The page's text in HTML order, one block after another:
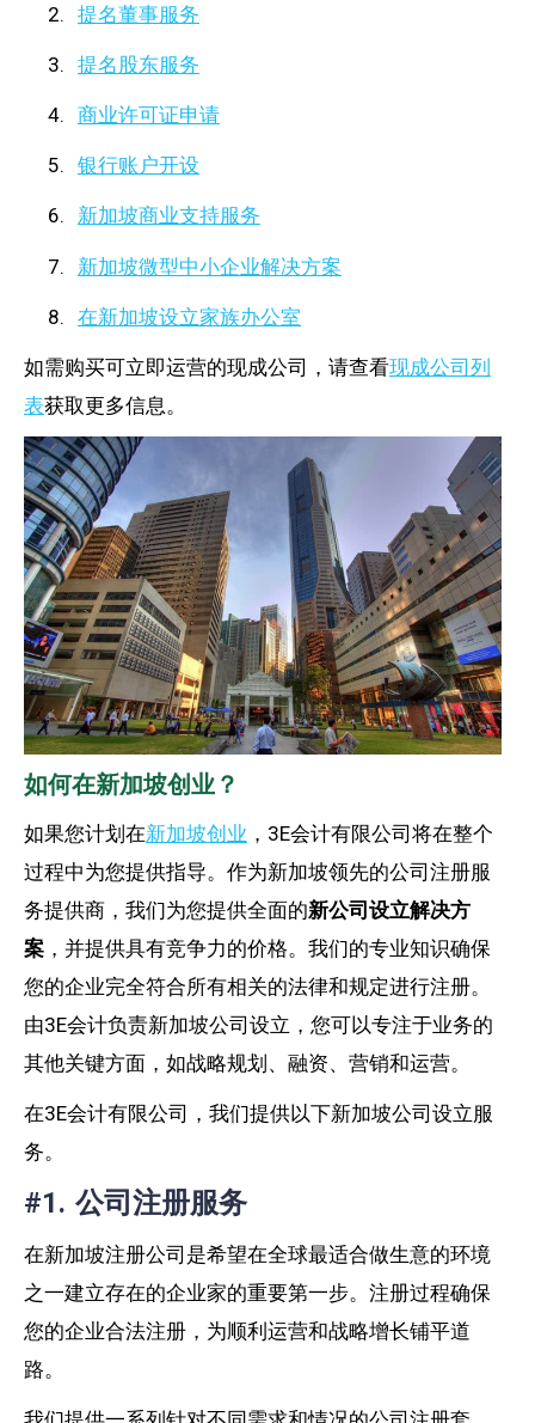
提名董事服务
提名股东服务
商业许可证申请
银行账户开设
新加坡商业支持服务
新加坡微型中小企业解决方案
在新加坡设立家族办公室
如需购买可立即运营的现成公司，请查看现成公司列
表获取更多信息。
如何在新加坡创业？
如果您计划在新加坡创业 ，3E会计有限公司将在整个
过程中为您提供指导。 作为新加坡领先的公司注册服
务提供商 ，我们为您提供全面的新公司设立解决方
案 ，并提供具有竞争力的价格。我们的专业知识确保
您的企业完全符合所有相关的法律和规定进行注册。
由3E会计负责新加坡公司设立，您可以专注于业务的
其他关键方面，如战略规划、融资、营销和运营。
在3E会计有限公司，我们提供以下新加坡公司设立服
务。
#1. 公司注册服务
在新加坡注册公司是希望在全球最适合做生意的环境
之一建立存在的企业家的重要第一步。注册过程确保
您的企业合法注册，为顺利运营和战略增长铺平道
路。